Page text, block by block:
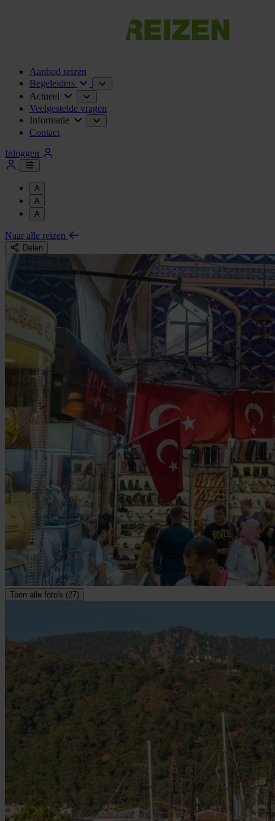
Aanbod reizen
Begeleiders
Actueel
Veelgestelde vragen
Informatie
Contact
Inloggen
A
A
A
Naar alle reizen
Delen
Toon alle foto's (27)